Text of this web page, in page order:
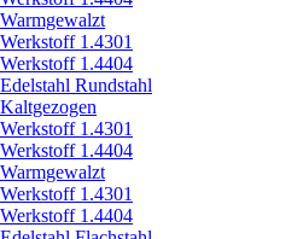
Warmgewalzt
Werkstoff 1.4301
Werkstoff 1.4404
Edelstahl Rundstahl
Kaltgezogen
Werkstoff 1.4301
Werkstoff 1.4404
Warmgewalzt
Werkstoff 1.4301
Werkstoff 1.4404